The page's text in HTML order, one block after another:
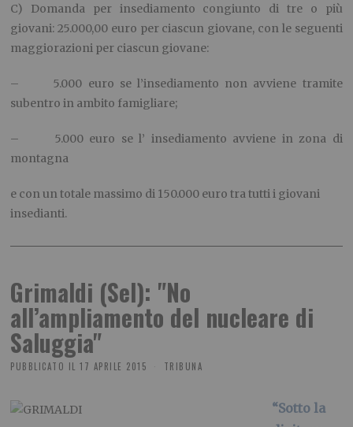
C) Domanda per insediamento congiunto di tre o più
giovani: 25.000,00 euro per ciascun giovane, con le seguenti
maggiorazioni per ciascun giovane:
– 5.000 euro se l’insediamento non avviene tramite
subentro in ambito famigliare;
– 5.000 euro se l’ insediamento avviene in zona di
montagna
e con un totale massimo di 150.000 euro tra tutti i giovani
insedianti.
Grimaldi (Sel): "No
all’ampliamento del nucleare di
Saluggia"
PUBBLICATO IL 17 APRILE 2015 TRIBUNA
“Sotto la